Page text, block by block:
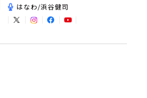
はなわ/浜谷健司